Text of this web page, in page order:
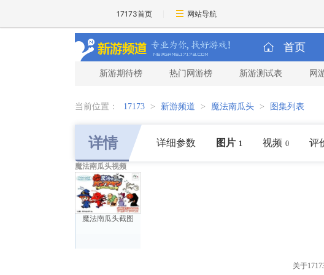
17173首页 网站导航
首页
新游期待榜 热门网游榜 新游测试表 网
当前位置： 17173 > 新游频道 > 魔法南瓜头 > 图集列表
详情 详细参数 图片 1 视频 0 评
魔法南瓜头视频
魔法南瓜头截图
关于